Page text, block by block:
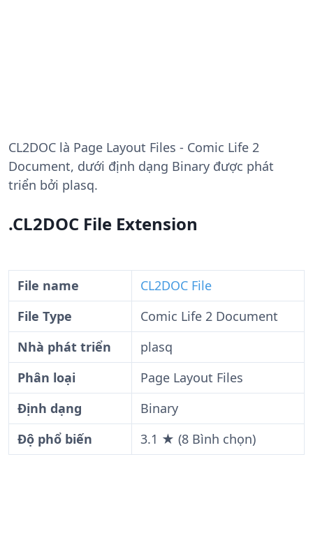
CL2DOC là Page Layout Files - Comic Life 2
Document, dưới định dạng Binary được phát
triển bởi plasq.
.CL2DOC File Extension
File name
CL2DOC File
File Type
Comic Life 2 Document
Nhà phát triển
plasq
Phân loại
Page Layout Files
Định dạng
Binary
Độ phổ biến
3.1 ★ (8 Bình chọn)